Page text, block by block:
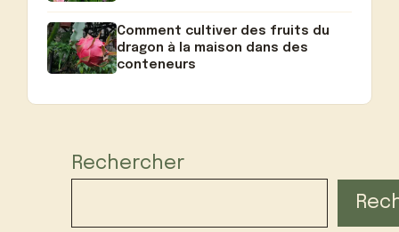
Comment cultiver des fruits du
dragon à la maison dans des
conteneurs
Rechercher